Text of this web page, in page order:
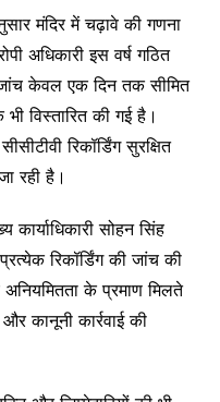
मंदिर में चढ़ावे की गणना
अधिकारी इस वर्ष गठित
केवल एक दिन तक सीमित
विस्तारित की गई है।
रिकॉर्डिंग सुरक्षित
रही है।
कार्याधिकारी सोहन सिंह
रिकॉर्डिंग की जांच की
अनियमितता के प्रमाण मिलते
कानूनी कार्रवाई की